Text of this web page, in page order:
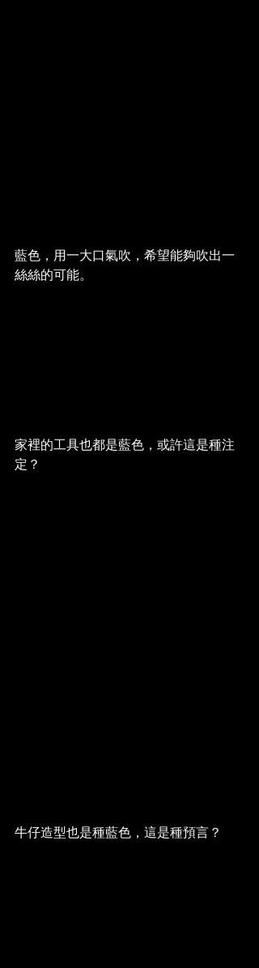
藍色，用一大口氣吹，希望能夠吹出一
絲絲的可能。
家裡的工具也都是藍色，或許這是種注
定？
牛仔造型也是種藍色，這是種預言？